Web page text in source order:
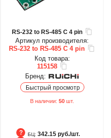
RS-232 to RS-485 C 4 pin
Артикул производителя:
RS-232 to RS-485 C 4 pin
Код товара:
115158
Бренд:
Быстрый просмотр
В наличии: 50 шт.
БЦ: 342.15 руб./шт.